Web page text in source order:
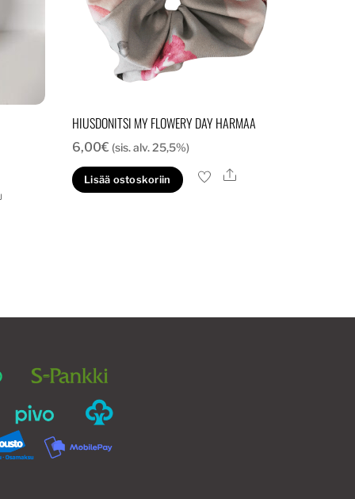
Ale
HIUSDONITSI MY FLOWERY DAY HARMAA
6,00€ (sis. alv. 25,5%)
Lisää ostoskoriin Ale